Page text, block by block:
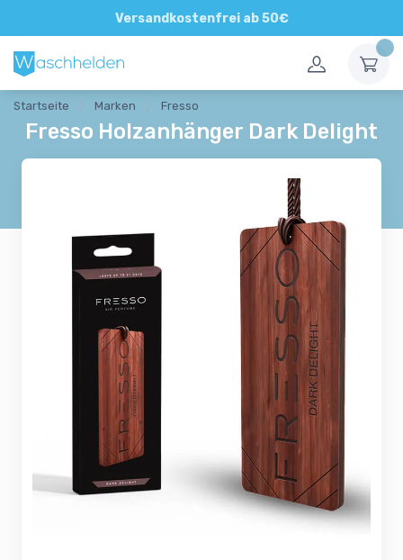
Versandkostenfrei ab 50€
Direkte und persönliche Beratung
Startseite Marken Fresso
Fresso Holzanhänger Dark Delight